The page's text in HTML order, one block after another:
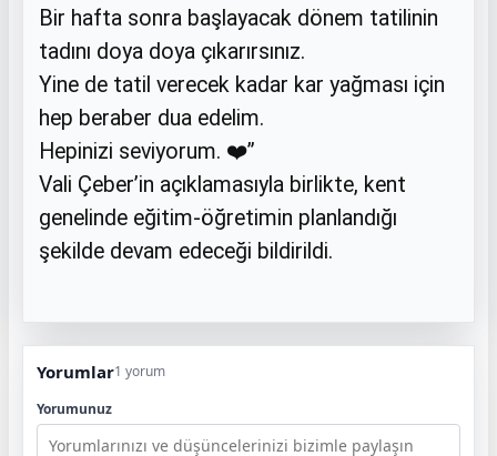
Bir hafta sonra başlayacak dönem tatilinin
tadını doya doya çıkarırsınız.
Yine de tatil verecek kadar kar yağması için
hep beraber dua edelim.
Hepinizi seviyorum. ❤️”
Vali Çeber’in açıklamasıyla birlikte, kent
genelinde eğitim-öğretimin planlandığı
şekilde devam edeceği bildirildi.
Yorumlar1 yorum
Yorumunuz